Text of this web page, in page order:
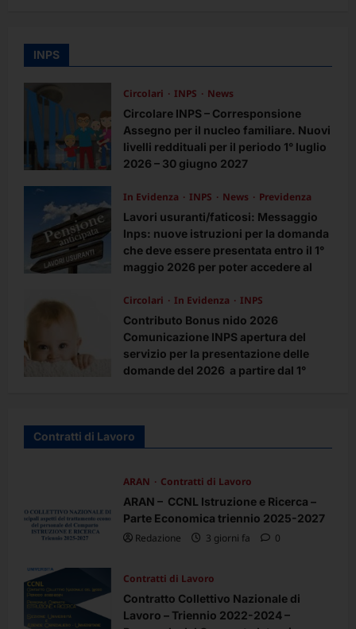
INPS
Circolari INPS
News
Circolare INPS – Corresponsione
Assegno per il nucleo familiare. Nuovi
livelli reddituali per il periodo 1° luglio
2026 – 30 giugno 2027
In Evidenza
INPS News
Previdenza
Lavori usuranti/faticosi: Messaggio
Inps: nuove istruzioni per la domanda
che deve essere presentata entro il 1°
maggio 2026 per poter accedere al
Redazione
4 mesi fa
Circolari In Evidenza
INPS
Contributo Bonus nido 2026
Comunicazione INPS apertura del
servizio per la presentazione delle
domande del 2026 a partire dal 1°
supporto presso la propria abitazione
Contratti di Lavoro
ARAN
Contratti di Lavoro
ARAN – CCNL Istruzione e Ricerca –
Parte Economica triennio 2025-2027
Redazione
3 giorni fa 0
Contratti di Lavoro
Contratto Collettivo Nazionale di
Lavoro – Triennio 2022-2024 –